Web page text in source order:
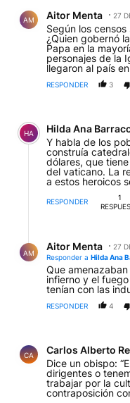
AM Aitor Menta 27
Según los
¿Quien gobernó
Papa en la
personajes de la
llegaron al país
RESPONDER 3
HA Hilda Ana
Y habla de los
construía
dólares, que
del vaticano. La
a estos heroicos
RESPONDER
1
AM
Aitor Menta
27
Responder a Hilda Ana
Que
infierno y el
tenían con las
RESPONDER 4
CA Carlos Alberto
Dice un obispo:
dirigentes o
trabajar por la
contraposición